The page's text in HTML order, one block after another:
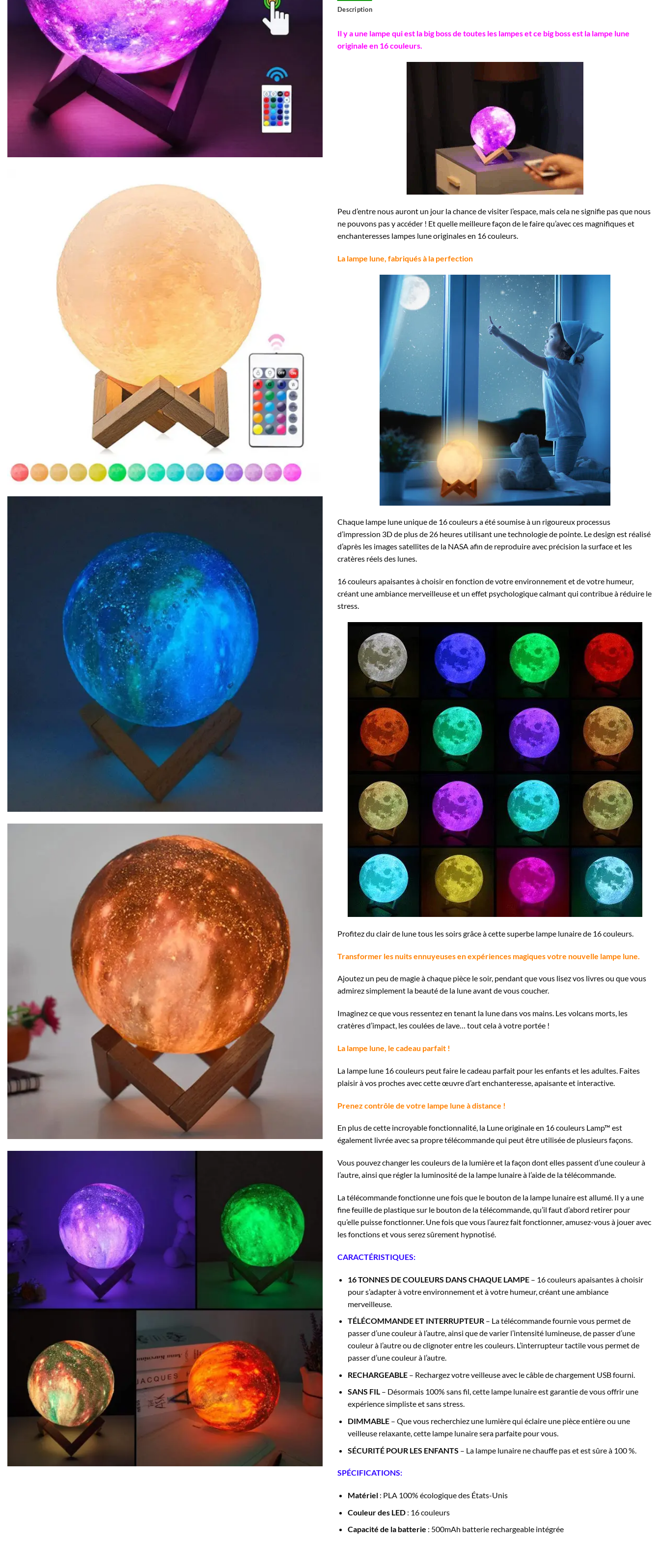
Description
Il y a une lampe qui est la big boss de toutes les lampes et ce big boss est la lampe lune
originale en 16 couleurs.
Peu d’entre nous auront un jour la chance de visiter l’espace, mais cela ne signifie pas que nous
ne pouvons pas y accéder ! Et quelle meilleure façon de le faire qu’avec ces magnifiques et
enchanteresses lampes lune originales en 16 couleurs.
La lampe lune, fabriqués à la perfection
Chaque lampe lune unique de 16 couleurs a été soumise à un rigoureux processus
d’impression 3D de plus de 26 heures utilisant une technologie de pointe. Le design est réalisé
d’après les images satellites de la NASA afin de reproduire avec précision la surface et les
cratères réels des lunes.
16 couleurs apaisantes à choisir en fonction de votre environnement et de votre humeur,
créant une ambiance merveilleuse et un effet psychologique calmant qui contribue à réduire le
stress.
Profitez du clair de lune tous les soirs grâce à cette superbe lampe lunaire de 16 couleurs.
Transformer les nuits ennuyeuses en expériences magiques votre nouvelle lampe lune.
Ajoutez un peu de magie à chaque pièce le soir, pendant que vous lisez vos livres ou que vous
admirez simplement la beauté de la lune avant de vous coucher.
Imaginez ce que vous ressentez en tenant la lune dans vos mains. Les volcans morts, les
cratères d’impact, les coulées de lave… tout cela à votre portée !
La lampe lune, le cadeau parfait !
La lampe lune 16 couleurs peut faire le cadeau parfait pour les enfants et les adultes. Faites
plaisir à vos proches avec cette œuvre d’art enchanteresse, apaisante et interactive.
Prenez contrôle de votre lampe lune à distance !
En plus de cette incroyable fonctionnalité, la Lune originale en 16 couleurs Lamp™ est
également livrée avec sa propre télécommande qui peut être utilisée de plusieurs façons.
Vous pouvez changer les couleurs de la lumière et la façon dont elles passent d’une couleur à
l’autre, ainsi que régler la luminosité de la lampe lunaire à l’aide de la télécommande.
La télécommande fonctionne une fois que le bouton de la lampe lunaire est allumé. Il y a une
fine feuille de plastique sur le bouton de la télécommande, qu’il faut d’abord retirer pour
qu’elle puisse fonctionner. Une fois que vous l’aurez fait fonctionner, amusez-vous à jouer avec
les fonctions et vous serez sûrement hypnotisé.
CARACTÉRISTIQUES:
16 TONNES DE COULEURS DANS CHAQUE LAMPE– 16 couleurs apaisantes à choisir
pour s’adapter à votre environnement et à votre humeur, créant une ambiance
merveilleuse.
TÉLÉCOMMANDE ET INTERRUPTEUR– La télécommande fournie vous permet de
passer d’une couleur à l’autre, ainsi que de varier l’intensité lumineuse, de passer d’une
couleur à l’autre ou de clignoter entre les couleurs. L’interrupteur tactile vous permet de
passer d’une couleur à l’autre.
RECHARGEABLE– Rechargez votre veilleuse avec le câble de chargement USB fourni.
SANS FIL– Désormais 100% sans fil, cette lampe lunaire est garantie de vous offrir une
expérience simpliste et sans stress.
DIMMABLE– Que vous recherchiez une lumière qui éclaire une pièce entière ou une
veilleuse relaxante, cette lampe lunaire sera parfaite pour vous.
SÉCURITÉ POUR LES ENFANTS – La lampe lunaire ne chauffe pas et est sûre à 100 %.
SPÉCIFICATIONS:
Matériel: PLA 100% écologique des États-Unis
Couleur des LED: 16 couleurs
Capacité de la batterie : 500mAh batterie rechargeable intégrée